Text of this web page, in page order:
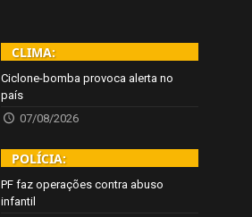
CLIMA:
Ciclone-bomba provoca alerta no
país
07/08/2026
POLÍCIA:
PF faz operações contra abuso
infantil